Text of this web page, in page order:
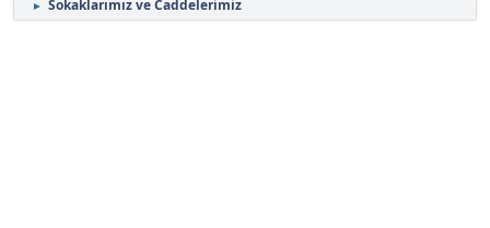
► Sokaklarımız ve Caddelerimiz